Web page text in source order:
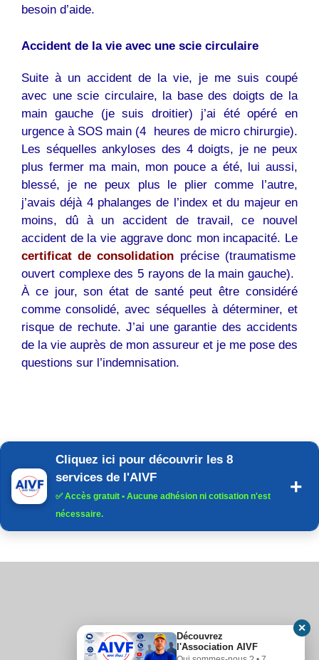
besoin d’aide.
Accident de la vie avec une scie circulaire
Suite à un accident de la vie, je me suis coupé
avec une scie circulaire, la base des doigts de la
main gauche (je suis droitier) j’ai été opéré en
urgence à SOS main (4 heures de micro chirurgie).
Les séquelles ankyloses des 4 doigts, je ne peux
plus fermer ma main, mon pouce a été, lui aussi,
blessé, je ne peux plus le plier comme l’autre,
j’avais déjà 4 phalanges de l’index et du majeur en
moins, dû à un accident de travail, ce nouvel
accident de la vie aggrave donc mon incapacité. Le
certificat de consolidation précise (traumatisme
ouvert complexe des 5 rayons de la main gauche).
À ce jour, son état de santé peut être considéré
comme consolidé, avec séquelles à déterminer, et
risque de rechute. J’ai une garantie des accidents
de la vie auprès de mon assureur et je me pose des
questions sur l’indemnisation.
Cliquez ici pour découvrir les 8
services de l'AIVF
✅Accès gratuit • Aucune adhésion ni cotisation n'est
nécessaire.
Découvrez
l'Association AIVF
✕